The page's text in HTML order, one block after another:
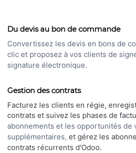
Du devis au bon de commande
Convertissez les devis en bons de
clic et proposez à vos clients de
signature électronique.
Gestion des contrats
Facturez les clients en régie,
contrats et suivez les phases de
abonnements et les opportunités de
supplémentaires, et gérez les
contrats récurrents d'Odoo.